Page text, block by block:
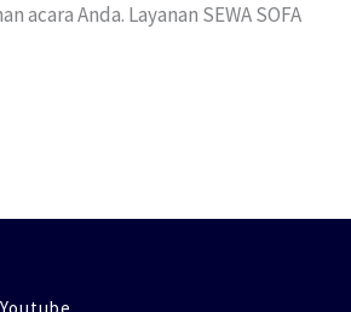
acara Anda. Layanan SEWA SOFA